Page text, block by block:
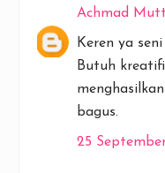
Achmad
Keren ya
Butuh
bagus.
25